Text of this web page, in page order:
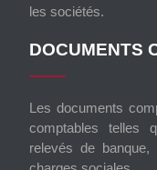
les sociétés.
DOCUMENTS
Les documents
comptables telles
relevés de banque,